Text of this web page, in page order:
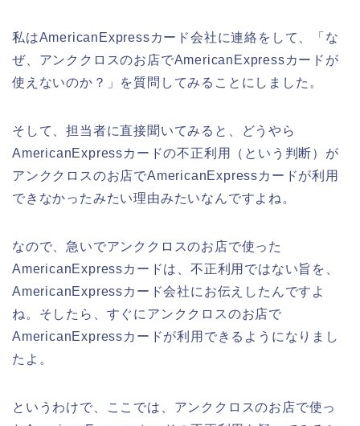
私はAmericanExpressカード会社に連絡をして、「な
ぜ、アンククロスのお店でAmericanExpressカードが
使えないのか？」を質問してみることにしました。
そして、担当者に直接聞いてみると、どうやら
AmericanExpressカードの不正利用（という判断）が
アンククロスのお店でAmericanExpressカードが利用
できなかったみたい理由みたいなんですよね。
なので、急いでアンククロスのお店で使った
AmericanExpressカードは、不正利用ではない旨を、
AmericanExpressカード会社にお伝えしたんですよ
ね。そしたら、すぐにアンククロスのお店で
AmericanExpressカードが利用できるようになりまし
たよ。
というわけで、ここでは、アンククロスのお店で使っ